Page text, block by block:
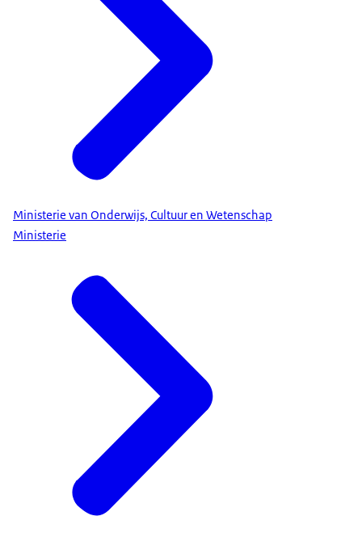
Ministerie van Onderwijs, Cultuur en Wetenschap
Ministerie